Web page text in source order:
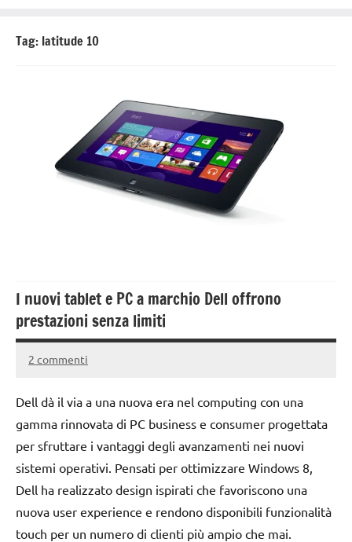
Tag: latitude 10
I nuovi tablet e PC a marchio Dell offrono
prestazioni senza limiti
15
2016
Andrea
2 commenti
Dell dà il via a una nuova era nel computing con una
gamma rinnovata di PC business e consumer progettata
per sfruttare i vantaggi degli avanzamenti nei nuovi
sistemi operativi. Pensati per ottimizzare Windows 8,
Dell ha realizzato design ispirati che favoriscono una
nuova user experience e rendono disponibili funzionalità
touch per un numero di clienti più ampio che mai.